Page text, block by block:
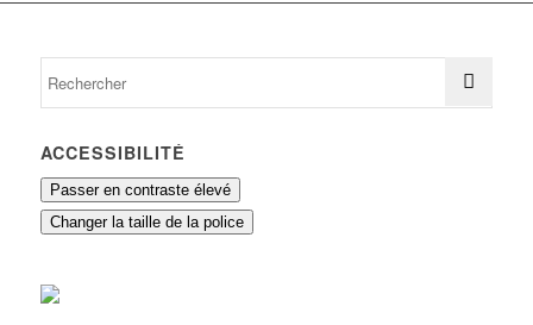
ACCESSIBILITÉ
Passer en contraste élevé
Changer la taille de la police